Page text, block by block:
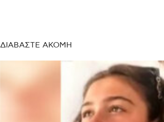
ΔΙΑΒΑΣΤΕ ΑΚΟΜΗ